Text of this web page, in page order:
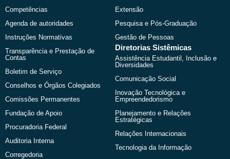
Competências
Agenda de autoridades
Instruções Normativas
Transparência e Prestação de
Contas
Boletim de Serviço
Conselhos e Órgãos Colegiados
Comissões Permanentes
Fundação de Apoio
Procuradoria Federal
Auditoria Interna
Corregedoria
Extensão
Pesquisa e Pós-Graduação
Gestão de Pessoas
Diretorias Sistêmicas
Assistência Estudantil, Inclusão e
Diversidades
Comunicação Social
Inovação Tecnológica e
Empreendedorismo
Planejamento e Relações
Estratégicas
Relações Internacionais
Tecnologia da Informação